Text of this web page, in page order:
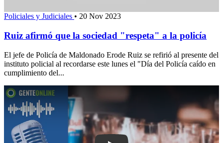
Policiales y Judiciales • 20 Nov 2023
Ruiz afirmó que la sociedad "respeta" a la policía
El jefe de Policía de Maldonado Erode Ruiz se refirió al presente del
instituto policial al recordarse este lunes el "Día del Policía caído en
cumplimiento del...